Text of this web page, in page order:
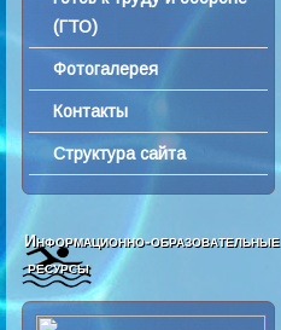
(ГТО)
Фотогалерея
Контакты
Структура сайта
Информационно-образовательные
ресурсы